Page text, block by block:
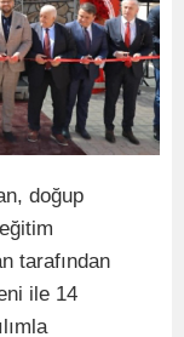
doğup
tarafından
ile 14